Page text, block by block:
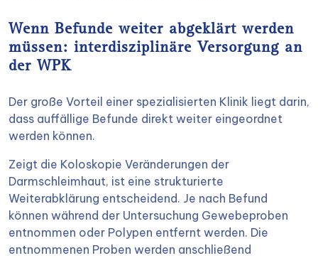
Wenn Befunde weiter abgeklärt werden
müssen: interdisziplinäre Versorgung an
der WPK
Der große Vorteil einer spezialisierten Klinik liegt darin,
dass auffällige Befunde direkt weiter eingeordnet
werden können.
Zeigt die Koloskopie Veränderungen der
Darmschleimhaut, ist eine strukturierte
Weiterabklärung entscheidend. Je nach Befund
können während der Untersuchung Gewebeproben
entnommen oder Polypen entfernt werden. Die
entnommenen Proben werden anschließend